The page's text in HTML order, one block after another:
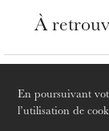
En poursuivant
l’utilisation de
À
Opéra
20mars